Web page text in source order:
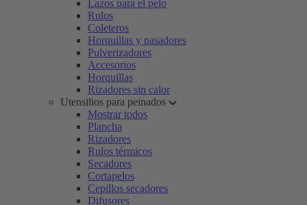
Lazos para el pelo
Rulos
Coleteros
Horquillas y pasadores
Pulverizadores
Accesorios
Horquillas
Rizadores sin calor
Utensilios para peinados
Mostrar todos
Plancha
Rizadores
Rulos térmicos
Secadores
Cortapelos
Cepillos secadores
Difusores